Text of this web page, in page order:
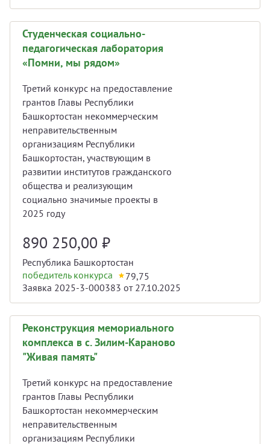
Студенческая социально-
педагогическая лаборатория
«Помни, мы рядом»
Третий конкурс на предоставление
грантов Главы Республики
Башкортостан некоммерческим
неправительственным
организациям Республики
Башкортостан, участвующим в
развитии институтов гражданского
общества и реализующим
социально значимые проекты в
2025 году
890 250,00 ₽
Республика Башкортостан
победитель конкурса
79,75
Заявка 2025-3-000383 от 27.10.2025
Реконструкция мемориального
комплекса в с. Зилим-Караново
"Живая память"
Третий конкурс на предоставление
грантов Главы Республики
Башкортостан некоммерческим
неправительственным
организациям Республики